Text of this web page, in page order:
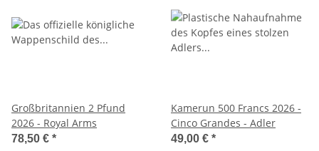
Großbritannien 2 Pfund
2026 - Royal Arms
78,50 € *
Kamerun 500 Francs 2026 -
Cinco Grandes - Adler
49,00 € *